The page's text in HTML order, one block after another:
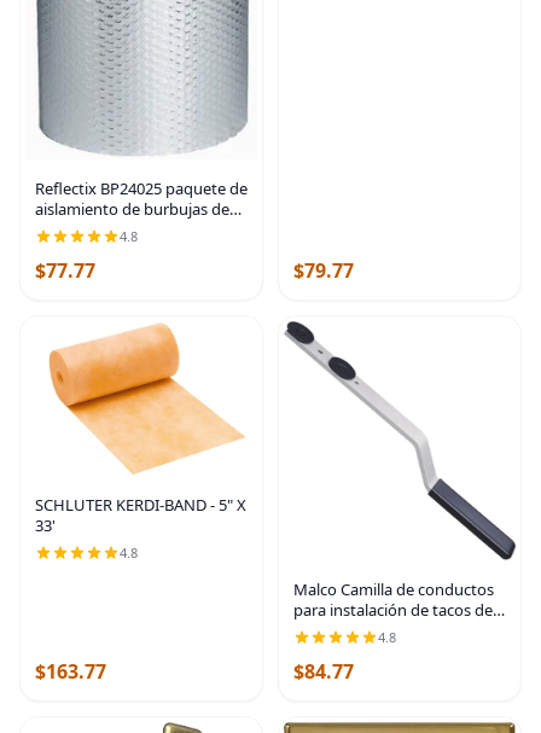
Reflectix BP24025 paquete de
aislamiento de burbujas de
24 pulgadas por 25 pies, 1
4.8
$77.77 $79.77
SCHLUTER KERDI-BAND - 5" X
33'
4.8
$163.77
Malco Camilla de conductos
para instalación de tacos de
accionamiento con una
mano (DS2 Offset Duct
Stretcher)
4.8
$84.77